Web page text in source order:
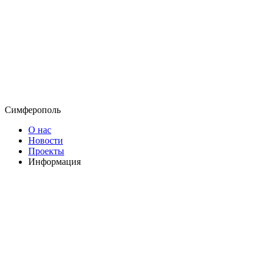
Симферополь
О нас
Новости
Проекты
Информация